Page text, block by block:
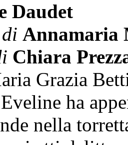
Daudet
Annamaria
Chiara
Grazia
ha
nella